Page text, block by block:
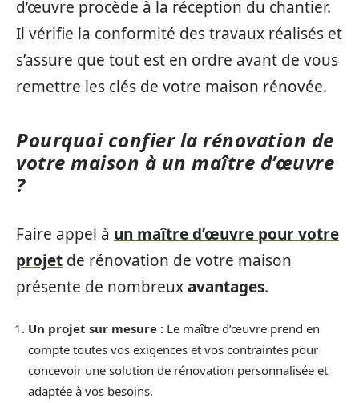
d’œuvre procède à la réception du chantier.
Il vérifie la conformité des travaux réalisés et
s’assure que tout est en ordre avant de vous
remettre les clés de votre maison rénovée.
Pourquoi confier la rénovation de
votre maison à un maître d’œuvre
?
Faire appel à un maître d’œuvre pour votre
projet de rénovation de votre maison
présente de nombreuxavantages.
Un projet sur mesure : Le maître d’œuvre prend en
compte toutes vos exigences et vos contraintes pour
concevoir une solution de rénovation personnalisée et
adaptée à vos besoins.